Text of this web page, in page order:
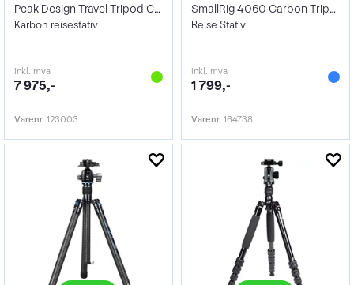
Peak Design Travel Tripod Carbon
Karbon reisestativ
inkl. mva
7 975,-
Varenr 123003
SmallRIg 4060 Carbon Tripod Kit AP-10
Reise Stativ
inkl. mva
1 799,-
Varenr 164738